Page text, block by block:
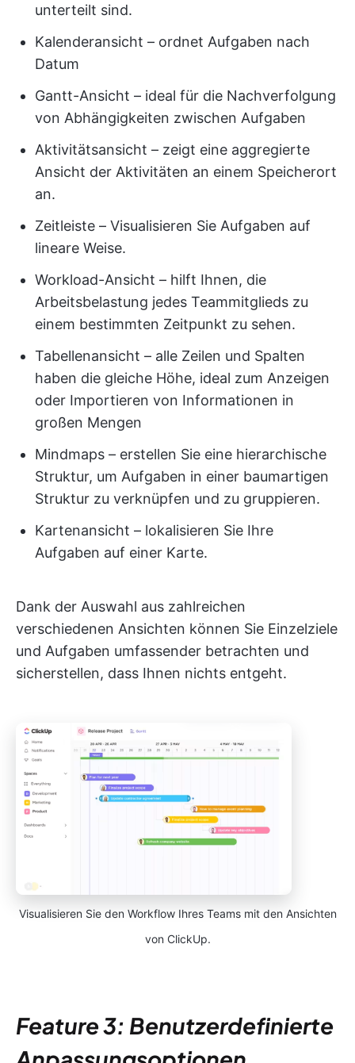
unterteilt sind.
Kalenderansicht – ordnet Aufgaben nach
Datum
Gantt-Ansicht – ideal für die Nachverfolgung
von Abhängigkeiten zwischen Aufgaben
Aktivitätsansicht – zeigt eine aggregierte
Ansicht der Aktivitäten an einem Speicherort
an.
Zeitleiste – Visualisieren Sie Aufgaben auf
lineare Weise.
Workload-Ansicht – hilft Ihnen, die
Arbeitsbelastung jedes Teammitglieds zu
einem bestimmten Zeitpunkt zu sehen.
Tabellenansicht – alle Zeilen und Spalten
haben die gleiche Höhe, ideal zum Anzeigen
oder Importieren von Informationen in
großen Mengen
Mindmaps – erstellen Sie eine hierarchische
Struktur, um Aufgaben in einer baumartigen
Struktur zu verknüpfen und zu gruppieren.
Kartenansicht – lokalisieren Sie Ihre
Aufgaben auf einer Karte.
Dank der Auswahl aus zahlreichen
verschiedenen Ansichten können Sie Einzelziele
und Aufgaben umfassender betrachten und
sicherstellen, dass Ihnen nichts entgeht.
Visualisieren Sie den Workflow Ihres Teams mit den Ansichten
von ClickUp.
Feature 3: Benutzerdefinierte